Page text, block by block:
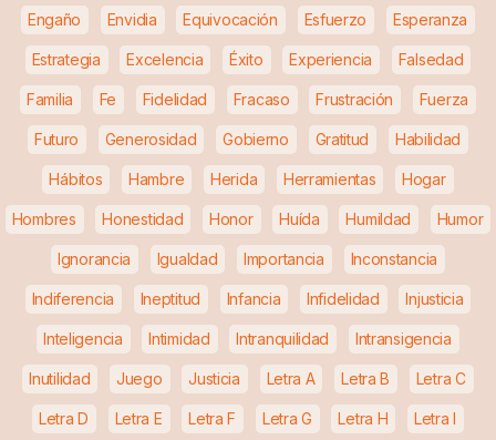
Engaño Envidia Equivocación Esfuerzo Esperanza
Estrategia Excelencia Éxito Experiencia Falsedad
Familia Fe Fidelidad Fracaso Frustración Fuerza
Futuro Generosidad Gobierno Gratitud Habilidad
Hábitos Hambre Herida Herramientas Hogar
Hombres Honestidad Honor Huída Humildad Humor
Ignorancia Igualdad Importancia Inconstancia
Indiferencia Ineptitud Infancia Infidelidad Injusticia
Inteligencia Intimidad Intranquilidad Intransigencia
Inutilidad Juego Justicia Letra A Letra B Letra C
Letra D Letra E Letra F Letra G Letra H Letra I